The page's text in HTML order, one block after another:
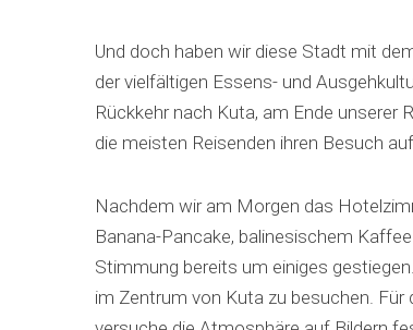
Und doch haben wir diese Stadt mit
der vielfältigen Essens- und
Rückkehr nach Kuta, am Ende unserer
die meisten Reisenden ihren Besuch
Nachdem wir am Morgen das
Banana-Pancake, balinesischem
Stimmung bereits um einiges
im Zentrum von Kuta zu besuchen. Für